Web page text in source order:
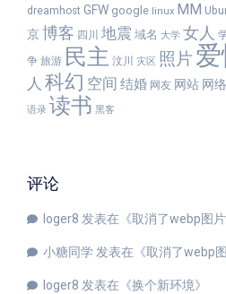
dreamhost GFW google linux MM
京博客 四川 地震 域名 大学 女人
争 旅游 民主 汶川 灾区 照片
人 科幻 空间 结婚 网友 网站 网络
语录 读书 黑客
评论
loger8 发表在《取消了webp图
小糖同学发表在《取消了webp
loger8 发表在《换个新环境》